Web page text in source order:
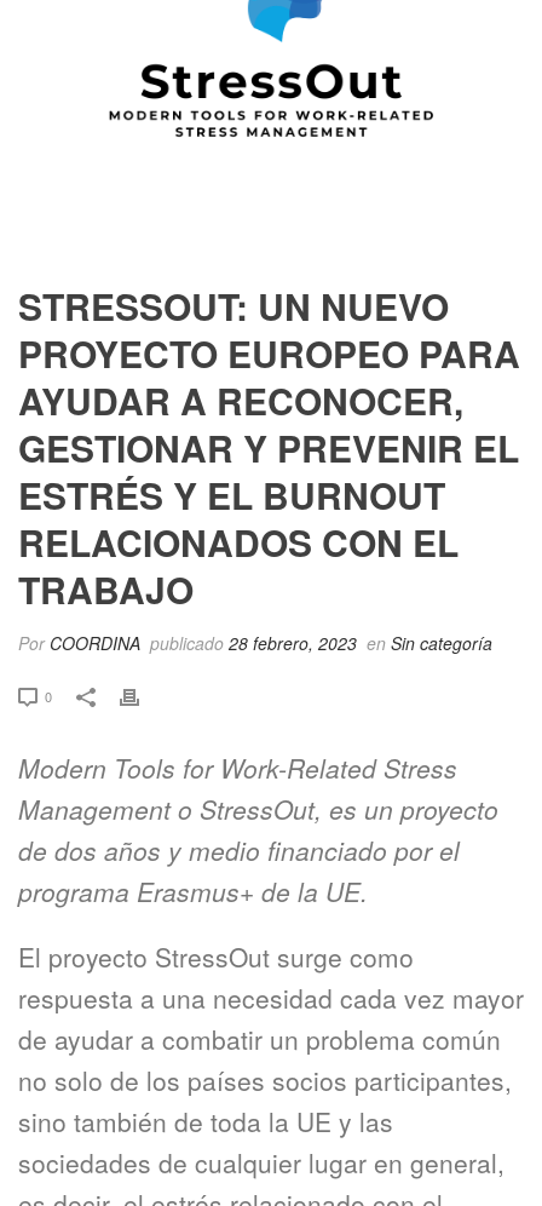
STRESSOUT: UN NUEVO
PROYECTO EUROPEO PARA
AYUDAR A RECONOCER,
GESTIONAR Y PREVENIR EL
ESTRÉS Y EL BURNOUT
RELACIONADOS CON EL
TRABAJO
Por COORDINA publicado 28 febrero, 2023 en Sin categoría
0
Modern Tools for Work-Related Stress
Management o StressOut, es un proyecto
de dos años y medio financiado por el
programa Erasmus+ de la UE.
El proyecto StressOut surge como
respuesta a una necesidad cada vez mayor
de ayudar a combatir un problema común
no solo de los países socios participantes,
sino también de toda la UE y las
sociedades de cualquier lugar en general,